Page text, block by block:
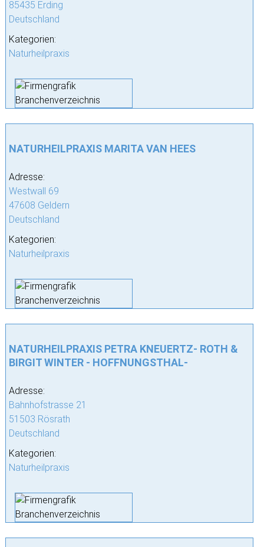
85435 Erding
Deutschland
Kategorien:
Naturheilpraxis
NATURHEILPRAXIS MARITA VAN HEES
Adresse:
Westwall 69
47608 Geldern
Deutschland
Kategorien:
Naturheilpraxis
NATURHEILPRAXIS PETRA KNEUERTZ- ROTH &
BIRGIT WINTER - HOFFNUNGSTHAL-
Adresse:
Bahnhofstrasse 21
51503 Rösrath
Deutschland
Kategorien:
Naturheilpraxis